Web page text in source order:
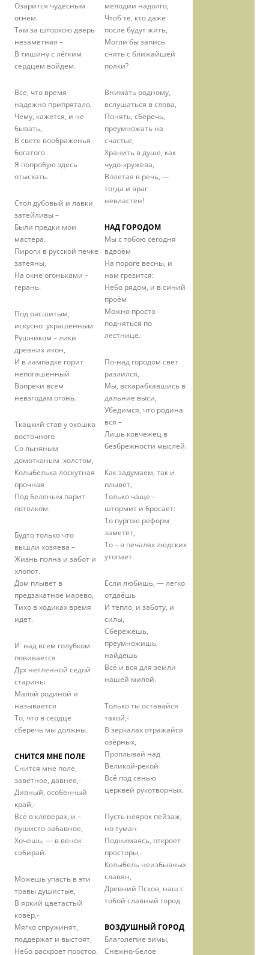
Озарится чудесным
огнем.
Там за шторкою дверь
незаметная –
В тишину с лёгким
сердцем войдем.
Все, что время
надежно припрятало,
Чему, кажется, и не
бывать,
В свете воображенья
богатого
Я попробую здесь
отыскать.
Стол дубовый и лавки
затейливы –
Были предки мои
мастера.
Пироги в русской печке
затеяны,
На окне огоньками –
герань.
Под расшитым,
искусно украшенным
Рушником – лики
древних икон,
И в лампадке горит
непогашенный
Вопреки всем
невзгодам огонь.
Ткацкий став у окошка
восточного
Со льняным
домотканым холстом,
Колыбелька лоскутная
прочная
Под беленым парит
потолком.
Будто только что
вышли хозяева –
Жизнь полна и забот и
хлопот.
Дом плывет в
предзакатное марево,
Тихо в ходиках время
идет.
И над всем голубком
повивается
Дух нетленной седой
старины.
Малой родиной и
называется
То, что в сердце
сберечь мы должны.
СНИТСЯ МНЕ ПОЛЕ
Снится мне поле,
заветное, давнее,-
Дивный, особенный
край,-
Всё в клеверах, и –
пушисто-забавное,
Хочешь, — в венок
собирай.
Можешь упасть в эти
травы душистые,
В яркий цветастый
ковёр,-
Мягко спружинят,
поддержат и выстоят,
Небо раскроет простор.
мелодии надолго,
Чтоб те, кто даже
после будут жить,
Могли бы запись
снять с ближайшей
полки?
Внимать родному,
вслушаться в слова,
Понять, сберечь,
преумножать на
счастье,
Хранить в душе, как
чудо-кружева,
Вплетая в речь, —
тогда и враг
невластен!
НАД ГОРОДОМ
Мы с тобою сегодня
вдвоём
На пороге весны, и
нам грезится:
Небо рядом, и в синий
проём
Можно просто
подняться по
лестнице.
По-над городом свет
разлился,
Мы, вскарабкавшись в
дальние выси,
Убедимся, что родина
вся –
Лишь ковчежец в
безбрежности мыслей.
Как задумаем, так и
плывёт,
Только чаще –
штормит и бросает:
То пургою реформ
заметёт,
То – в печалях людских
утопает.
Если любишь, — легко
отдаёшь
И тепло, и заботу, и
силы,
Сбережёшь,
преумножишь,
найдёшь
Всё и вся для земли
нашей милой.
Только ты оставайся
такой,-
В зеркалах отражайся
озёрных,
Проплывай над
Великой-рекой
Всё под сенью
церквей рукотворных.
Пусть неярок пейзаж,
но туман
Поднимаясь, откроет
просторы,-
Колыбель неизбывных
славян,
Древний Псков, наш с
тобой славный город.
ВОЗДУШНЫЙ ГОРОД
Благолепие зимы,
Снежно-белое